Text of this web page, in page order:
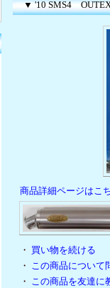
▼ '10 SMS4
商品詳細ページはこ
・ 買い物を続ける
・ この商品について
・ この商品を友達に